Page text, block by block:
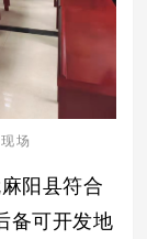
场
阳县符合
备可开发地